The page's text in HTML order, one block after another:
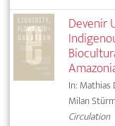
Devenir
In: Mathias
Milan
Circulation